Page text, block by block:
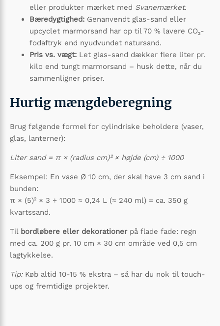
eller produkter mærket med Svanemærket.
Bæredygtighed: Genanvendt glas-sand eller
upcyclet marmorsand har op til 70 % lavere CO₂-
fodaftryk end nyudvundet natursand.
Pris vs. vægt: Let glas-sand dækker flere liter pr.
kilo end tungt marmorsand – husk dette, når du
sammenligner priser.
Hurtig mængdeberegning
Brug følgende formel for cylindriske beholdere (vaser,
glas, lanterner):
Liter sand = π × (radius cm)² × højde (cm) ÷ 1000
Eksempel: En vase Ø 10 cm, der skal have 3 cm sand i
bunden:
π × (5)² × 3 ÷ 1000 ≈ 0,24 L (≈ 240 ml) = ca. 350 g
kvartssand.
Til bordløbere eller dekorationerpå flade fade: regn
med ca. 200 g pr. 10 cm × 30 cm område ved 0,5 cm
lagtykkelse.
Tip:Køb altid 10-15 % ekstra – så har du nok til touch-
ups og fremtidige projekter.